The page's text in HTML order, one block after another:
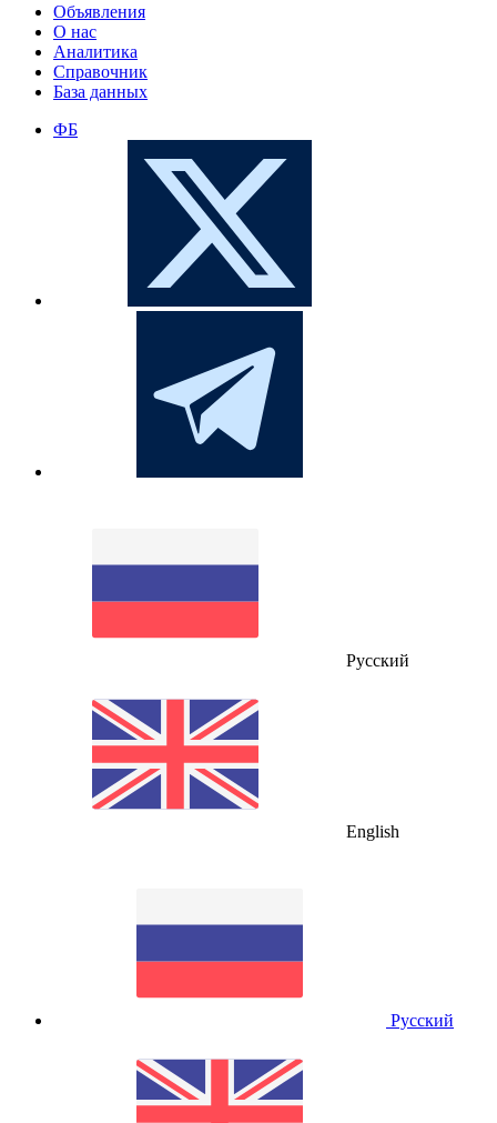
Объявления
О нас
Аналитика
Справочник
База данных
ФБ
Русский
English
Русский